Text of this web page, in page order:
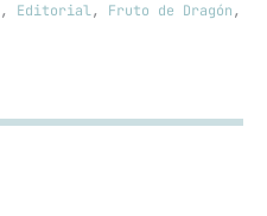
, Editorial, Fruto de Dragón,